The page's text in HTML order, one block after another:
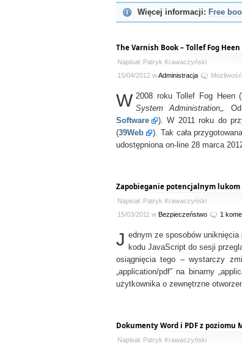
Więcej informacji: Free
The Varnish Book – Tollef Fog Heen
Napisał: Patryk Krawaczyński
15/04/2012 wAdministracja
W 2008 roku Tollef Fog Heen (
System Administration„.
Software
). W 2011 roku do
(39Web
). Tak cała
udostępniona on-line 28 marca
Zapobieganie potencjalnym lukom
Napisał: Patryk Krawaczyński
15/03/2011 w Bezpieczeństwo 1
J ednym ze sposobów
kodu JavaScript do sesji
osiągnięcia tego – wystarczy
„application/pdf” na binarny
użytkownika o zewnętrzne
Dokumenty Word i PDF z poziomu
Napisał: Patryk Krawaczyński